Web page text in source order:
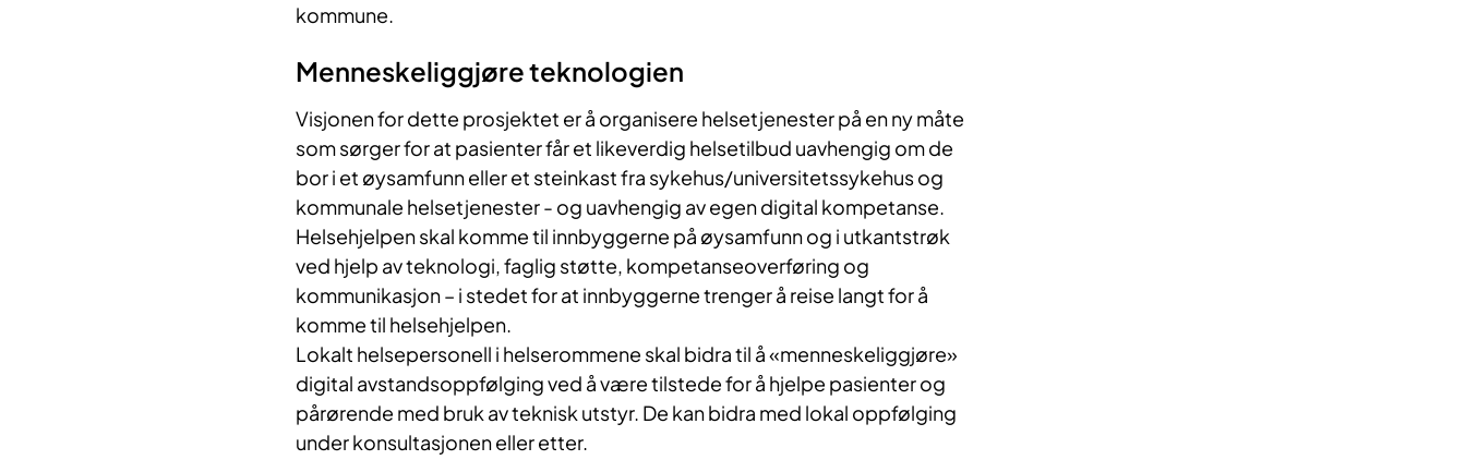
kommune.
Menneskeliggjøre teknologien
Visjonen for dette prosjektet er å organisere helsetjenester på en ny måte
som sørger for at pasienter får et likeverdig helsetilbud uavhengig om de
bor i et øysamfunn eller et steinkast fra sykehus/universitetssykehus og
kommunale helsetjenester - og uavhengig av egen digital kompetanse.
Helsehjelpen skal komme til innbyggerne på øysamfunn og i utkantstrøk
ved hjelp av teknologi, faglig støtte, kompetanseoverføring og
kommunikasjon – i stedet for at innbyggerne trenger å reise langt for å
komme til helsehjelpen.
Lokalt helsepersonell i helserommene skal bidra til å «menneskeliggjøre»
digital avstandsoppfølging ved å være tilstede for å hjelpe pasienter og
pårørende med bruk av teknisk utstyr. De kan bidra med lokal oppfølging
under konsultasjonen eller etter.